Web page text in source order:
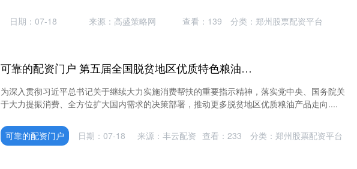
日期：07-18 来源：高盛策略网 查看： 139 分类： 郑州股票配资平台
可靠的配资门户 第五届全国脱贫地区优质特色粮油产品展销会在沈阳成功举办
为深入贯彻习近平总书记关于继续大力实施消费帮扶的重要指示精神，落实党中央、国务院关
于大力提振消费、全方位扩大国内需求的决策部署，推动更多脱贫地区优质粮油产品走向....
可靠的配资门户 日期：07-18 来源：丰云配资 查看： 233 分类： 郑州股票配资平台